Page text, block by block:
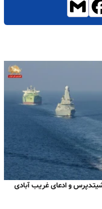
و ادعای غریب آبادی